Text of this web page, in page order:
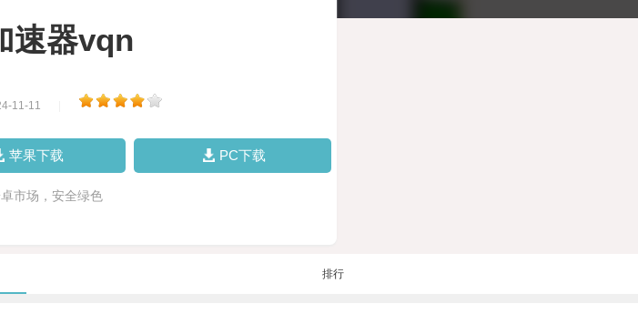
速器vqn
11-11
苹果下载 PC下载
市场，安全绿色
排行